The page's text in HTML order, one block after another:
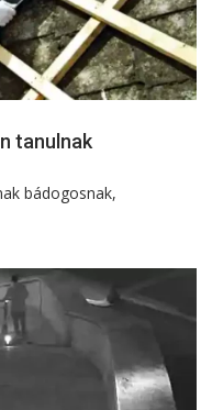
tanulnak
bádogosnak,